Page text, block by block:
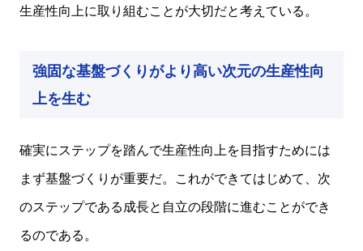
生産性向上に取り組むことが大切だと考えている。
強固な基盤づくりがより高い次元の生産性向
上を生む
確実にステップを踏んで生産性向上を目指すためには
まず基盤づくりが重要だ。これができてはじめて、次
のステップである成長と自立の段階に進むことができ
るのである。